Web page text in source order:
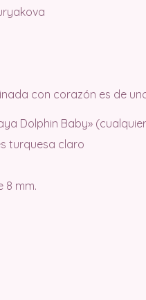
con corazón es de
Dolphin Baby»
turquesa claro
8 mm.